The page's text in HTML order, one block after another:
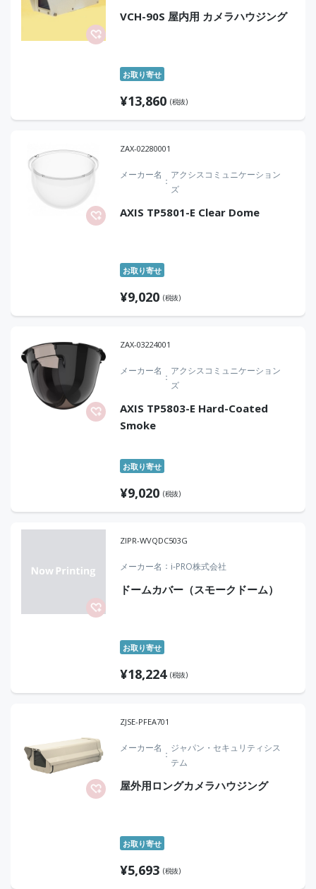
VCH-90S 屋内用 カメラハウジング
お取り寄せ
¥13,860 (税抜)
ZAX-02280001
メーカー名
アクシスコミュニケーション
ズ
AXIS TP5801-E Clear Dome
お取り寄せ
¥9,020 (税抜)
ZAX-03224001
メーカー名
アクシスコミュニケーション
ズ
AXIS TP5803-E Hard-Coated
Smoke
お取り寄せ
¥9,020 (税抜)
ZIPR-WVQDC503G
メーカー名 i-PRO株式会社
ドームカバー（スモークドーム）
お取り寄せ
¥18,224 (税抜)
ZJSE-PFEA701
メーカー名
ジャパン・セキュリティシス
テム
屋外用ロングカメラハウジング
お取り寄せ
¥5,693 (税抜)